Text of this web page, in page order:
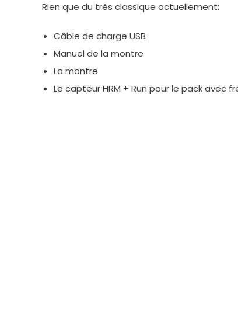
Rien que du très classique actuellement:
Câble de charge USB
Manuel de la montre
La montre
Le capteur HRM + Run pour le pack avec